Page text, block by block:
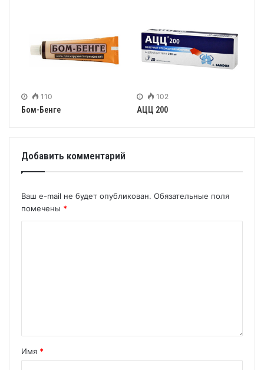
110
Бом-Бенге
102
АЦЦ 200
Добавить комментарий
Ваш e-mail не будет опубликован. Обязательные поля
помечены *
Имя *